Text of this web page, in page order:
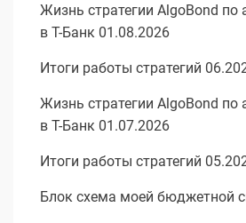
Жизнь стратегии AlgoBond по
в Т-Банк 01.08.2026
Итоги работы стратегий
Жизнь стратегии AlgoBond по
в Т-Банк 01.07.2026
Итоги работы стратегий
Блок схема моей бюджетной